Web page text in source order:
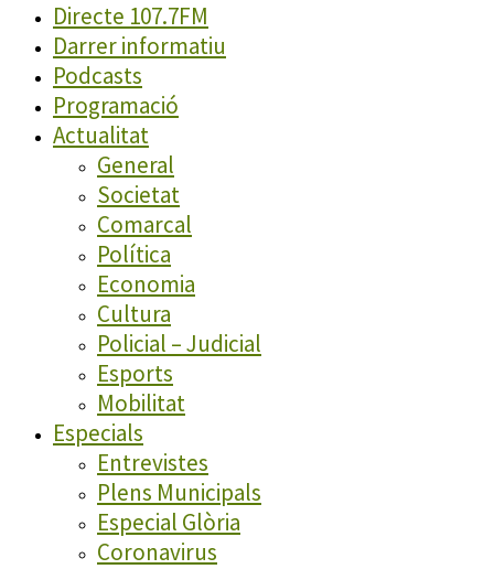
Directe 107.7FM
Darrer informatiu
Podcasts
Programació
Actualitat
General
Societat
Comarcal
Política
Economia
Cultura
Policial – Judicial
Esports
Mobilitat
Especials
Entrevistes
Plens Municipals
Especial Glòria
Coronavirus